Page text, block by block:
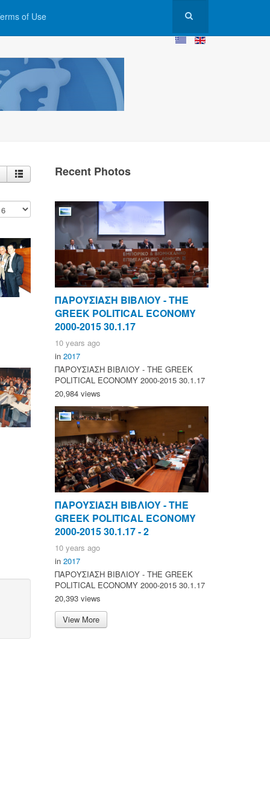
of Use
Recent Photos
ΠΑΡΟΥΣΙΑΣΗ ΒΙΒΛΙΟΥ - ΤΗΕ
GREEK POLITICAL ECONOMY
2000-2015 30.1.17
10 years ago
in 2017
ΠΑΡΟΥΣΙΑΣΗ ΒΙΒΛΙΟΥ - ΤΗΕ GREEK
POLITICAL ECONOMY 2000-2015 30.1.17
20,984 views
ΠΑΡΟΥΣΙΑΣΗ ΒΙΒΛΙΟΥ - ΤΗΕ
GREEK POLITICAL ECONOMY
2000-2015 30.1.17 - 2
10 years ago
in 2017
ΠΑΡΟΥΣΙΑΣΗ ΒΙΒΛΙΟΥ - ΤΗΕ GREEK
POLITICAL ECONOMY 2000-2015 30.1.17
20,393 views
View More